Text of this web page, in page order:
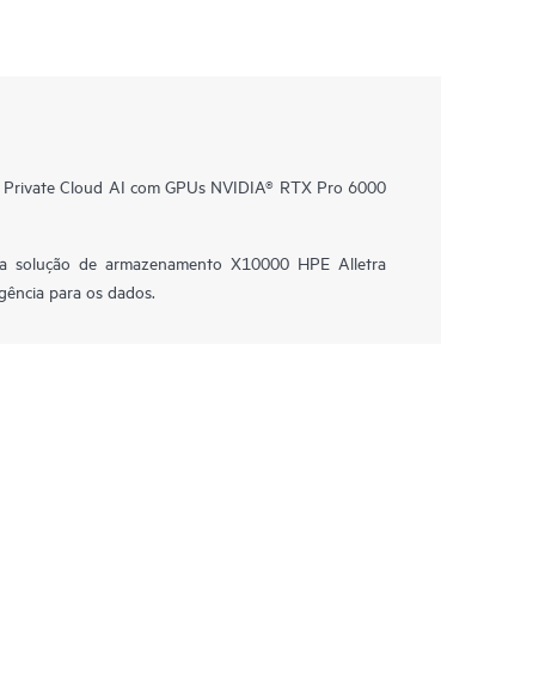
Cloud AI com GPUs NVIDIA® RTX Pro 6000
solução de armazenamento X10000 HPE Alletra
para os dados.